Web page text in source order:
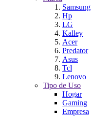
Samsung
Hp
LG
Kalley
Acer
Predator
Asus
Tcl
Lenovo
Tipo de Uso
Hogar
Gaming
Empresa